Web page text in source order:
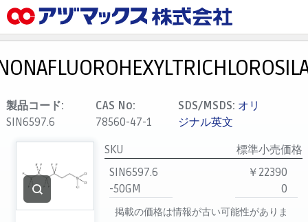
お気に入り
カート
マイアカウント
代理店一覧
支払い
製品コード:
SIN6597.6
CAS No:
78560-47-1
SDS/MSDS: オリ
ジナル英文
SKU
標準小売価格
SIN6597.6
-50GM
￥22390
0
掲載の価格は情報が古い可能性がありま